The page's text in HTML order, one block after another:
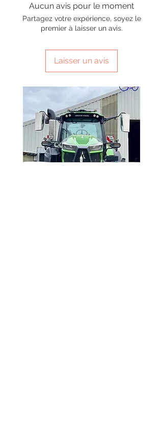
Aucun avis pour le moment
Partagez votre expérience, soyez le
premier à laisser un avis.
Laisser un avis